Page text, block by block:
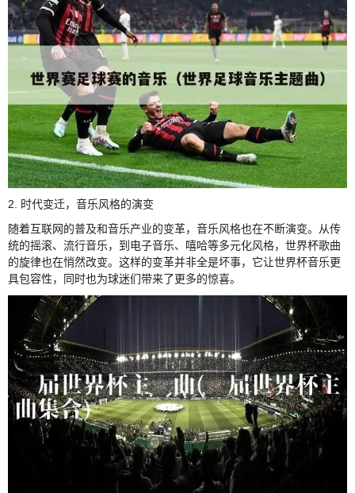
2. 时代变迁，音乐风格的演变
随着互联网的普及和音乐产业的变革，音乐风格也在不断演变。从传
统的摇滚、流行音乐，到电子音乐、嘻哈等多元化风格，世界杯歌曲
的旋律也在悄然改变。这样的变革并非全是坏事，它让世界杯音乐更
具包容性，同时也为球迷们带来了更多的惊喜。